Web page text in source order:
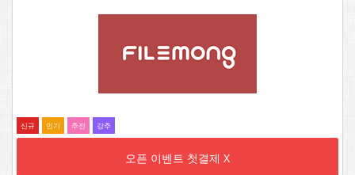
신규 인기 추전 강추
오픈 이벤트 첫결제 X